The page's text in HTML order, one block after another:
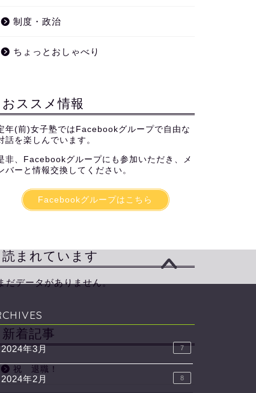
2021年4月18日
制度・政治
ちょっとおしゃべり
おススメ情報
年(前)女子塾ではFacebookグループで自由な
話を楽しんでいます。
非、Facebookグループにも参加いただき、メ
バーと情報交換してください。
Facebookグループはこちら
読まれています
だデータがありません。
新着記事
祝 退職！
2024年3月 7
2024年2月 8